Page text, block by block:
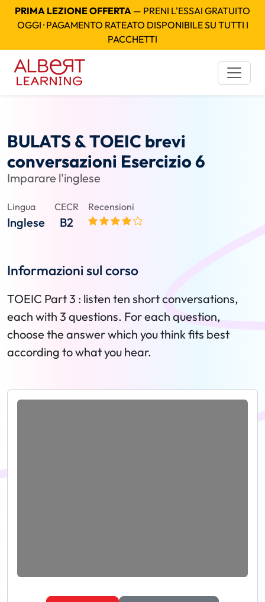
PRIMA LEZIONE OFFERTA — PRENI L'ESSAI GRATUITO
OGGI · PAGAMENTO RATEATO DISPONIBILE SU TUTTI I
PACCHETTI
BULATS & TOEIC brevi
conversazioni Esercizio 6
Imparare l'inglese
Lingua
Inglese
CECR
B2
Recensioni
Informazioni sul corso
TOEIC Part 3 : listen ten short conversations,
each with 3 questions. For each question,
choose the answer which you think fits best
according to what you hear.